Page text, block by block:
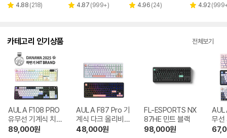
페이
별 4.88 리
(218)
별 4.87 리
(999+)
별 4.96 리
(24)
별 4.92 리
(
카테고리 인기상품 전체보기
AULA F108 PRO
유무선 기계식 치즈
화이트 한글
89,000원
AULA F87 Pro 기
계식 다크 올리비아
한글
48,000원
FL-ESPORTS NX
87HE 민트 블랙
98,000원
무선
블랙